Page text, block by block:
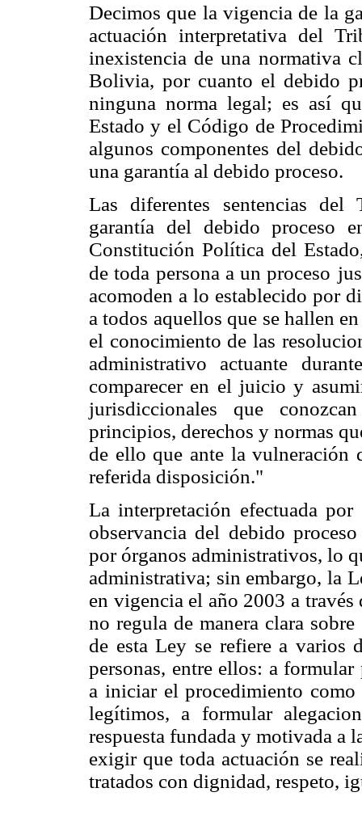
Decimos que la vigencia de la
actuación interpretativa del
inexistencia de una normativa
Bolivia, por cuanto el debido
ninguna norma legal; es así
Estado y el Código de
algunos componentes del
una garantía al debido proceso.
Las diferentes sentencias del
garantía del debido proceso
Constitución Política del
de toda persona a un proceso
acomoden a lo establecido por
a todos aquellos que se hallen
el conocimiento de las
administrativo actuante
comparecer en el juicio y
jurisdiccionales que
principios, derechos y normas
de ello que ante la vulneración
referida disposición."
La interpretación efectuada
observancia del debido
por órganos administrativos, lo
administrativa; sin embargo, la
en vigencia el año 2003 a
no regula de manera clara
de esta Ley se refiere a varios
personas, entre ellos: a
a iniciar el procedimiento
legítimos, a formular
respuesta fundada y motivada a
exigir que toda actuación se
tratados con dignidad, respeto,